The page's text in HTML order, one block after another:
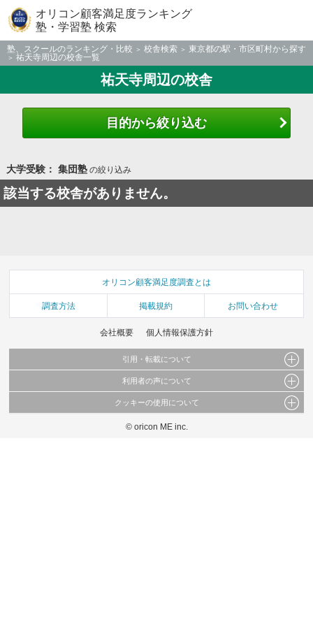
オリコン顧客満足度ランキング
塾・学習塾 検索
塾、スクールのランキング・比較 校舎検索
東京都の駅・市区町村から探す
祐天寺周辺の校舎一覧
祐天寺周辺の校舎
目的から絞り込む
大学受験： 集団塾の絞り込み
該当する校舎がありません。
オリコン顧客満足度調査とは
調査方法 掲載規約 お問い合わせ
会社概要 個人情報保護方針
引用・転載について
当サイトで公開されている情報（文字、写真、イラスト、画像データ等）及びこれらの配
これらの情報を権利者の許可なく無断転載・複製などの二次利用を行うことは固く禁じて
利用者の声について
当サイトに掲載している内容はすべてサービスの利用者が提出された見解・感想です。
弊社の見解・ 意見ではないことをご理解いただいた上でご覧ください。
クッキーの使用について
このサイトでは Cookie を使用して、ユーザーに合わせたコンテンツや広告の表示、ソー
© oricon ME inc.